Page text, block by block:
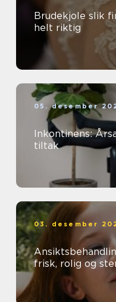
Brudekjole slik finner du kjolen som føles
helt riktig
05. desember
Inkontinens:
tiltak
03. desember
frisk, rolig og